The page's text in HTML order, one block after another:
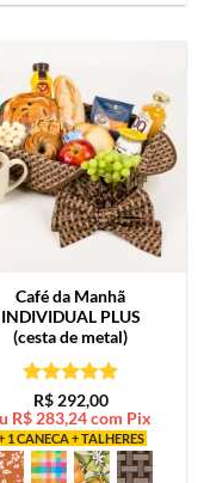
Café da Manhã
INDIVIDUAL PLUS
(cesta de metal)
Avaliação5
de 5
R$292,00
R$ 283,24com Pix
1 CANECA + TALHERES